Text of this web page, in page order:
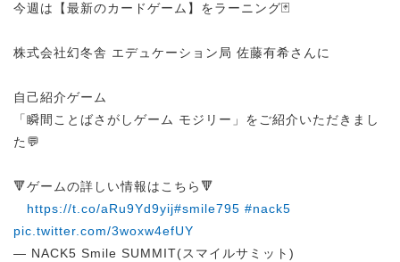
今週は【最新のカードゲーム】をラーニング🃏
株式会社幻冬舎 エデュケーション局 佐藤有希さんに
自己紹介ゲーム
「瞬間ことばさがしゲーム モジリー」をご紹介いただきまし
た💬
🔻ゲームの詳しい情報はこちら🔻
https://t.co/aRu9Yd9yij#smile795 #nack5
pic.twitter.com/3woxw4efUY
— NACK5 Smile SUMMIT(スマイルサミット)